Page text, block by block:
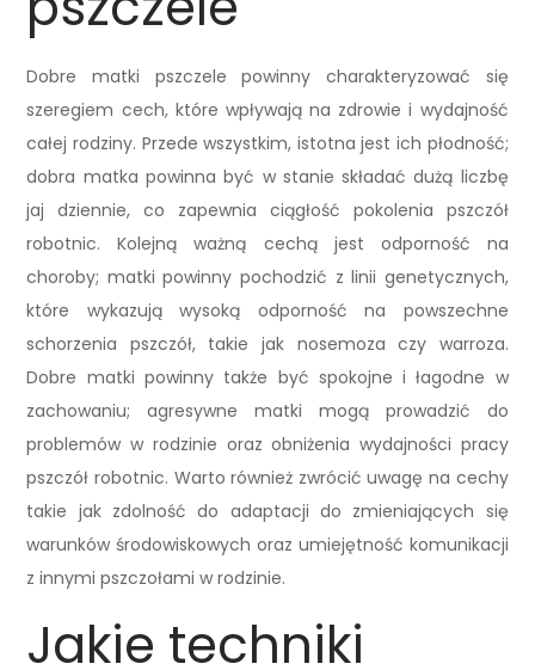
Dobre matki pszczele powinny charakteryzować się
szeregiem cech, które wpływają na zdrowie i wydajność
całej rodziny. Przede wszystkim, istotna jest ich płodność;
dobra matka powinna być w stanie składać dużą liczbę
jaj dziennie, co zapewnia ciągłość pokolenia pszczół
robotnic. Kolejną ważną cechą jest odporność na
choroby; matki powinny pochodzić z linii genetycznych,
które wykazują wysoką odporność na powszechne
schorzenia pszczół, takie jak nosemoza czy warroza.
Dobre matki powinny także być spokojne i łagodne w
zachowaniu; agresywne matki mogą prowadzić do
problemów w rodzinie oraz obniżenia wydajności pracy
pszczół robotnic. Warto również zwrócić uwagę na cechy
takie jak zdolność do adaptacji do zmieniających się
warunków środowiskowych oraz umiejętność komunikacji
z innymi pszczołami w rodzinie.
Jakie techniki